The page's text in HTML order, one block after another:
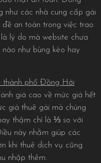
như các nhà cung cấp gái
an toàn trong việc trao
lý do mà website chưa
như bùng kèo hay
thành phố Đồng Hới
giá cao về mức giá hết
giá thuê gái mà chúng
thậm chí là ⅓ so với
này nhằm giúp các
khi thuê dịch vụ cũng
nhập thêm.